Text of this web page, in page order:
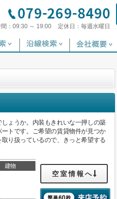
： 09:30 ～ 19:00 定休日： 毎週水曜日
ょうか。内装もきれいな一押しの築
トです。ご希望の賃貸物件が見つか
り扱っているので、きっと希望する
建物
空室情報へ